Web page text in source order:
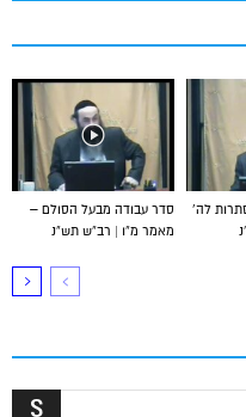
סדר עבודה מבעל הסולם –
מאמר מ”ו | רב”ש תש”נ
לה’